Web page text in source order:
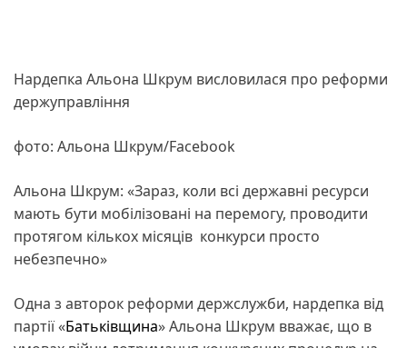
Нардепка Альона Шкрум висловилася про реформи
держуправління
фото: Альона Шкрум/Facebook
Альона Шкрум: «Зараз, коли всі державні ресурси
мають бути мобілізовані на перемогу, проводити
протягом кількох місяців конкурси просто
небезпечно»
Одна з авторок реформи держслужби, нардепка від
партії «Батьківщина» Альона Шкрум вважає, що в